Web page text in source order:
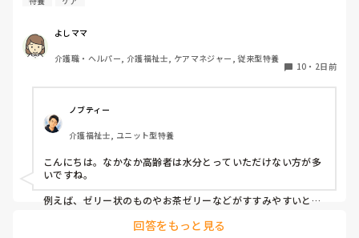
よしママ
介護職・ヘルパー, 介護福祉士, ケアマネジャー, 従来型特養
10 ・ 2日前
ノブティー
介護福祉士, ユニット型特養
こんにちは。なかなか高齢者は水分とっていただけない方が多
いですね。
例えば、ゼリー状のものやお茶ゼリーなどがすすみやすいと思
て少しずつ提供するとかもいいかもしれません。
回答をもっと見る